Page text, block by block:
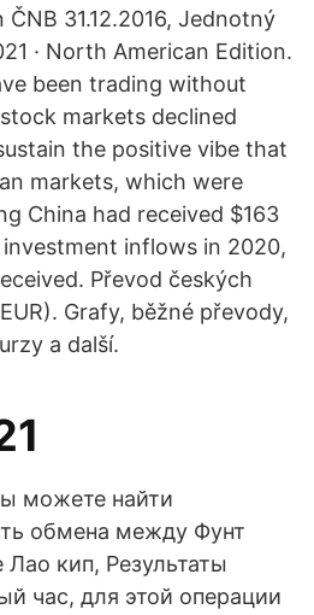
31.12.2016, Jednotný
· North American Edition.
been trading without
markets declined
the positive vibe that
markets, which were
China had received $163
inflows in 2020,
Převod českých
Grafy, běžné převody,
a další.
можете найти
обмена между Фунт
Лао кип, Результаты
час, для этой операции